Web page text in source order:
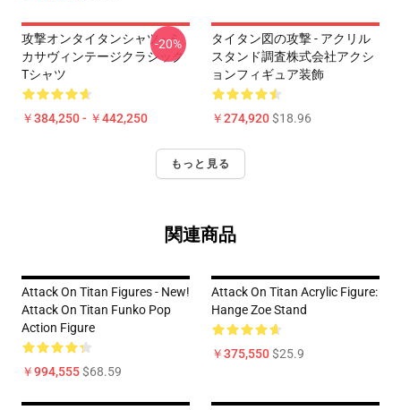
攻撃オンタイタンシャツ - ミ
カサヴィンテージクラシック
Tシャツ
￥384,250 - ￥442,250
-20%
タイタン図の攻撃 - アクリル
スタンド調査株式会社アクシ
ョンフィギュア装飾
￥274,920$18.96
もっと見る
関連商品
Attack On Titan Figures - New!
Attack On Titan Funko Pop
Action Figure
￥994,555$68.59
Attack On Titan Acrylic Figure:
Hange Zoe Stand
￥375,550$25.9